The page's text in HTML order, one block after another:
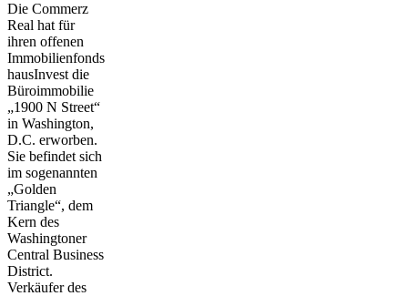
Die Commerz
Real hat für
ihren offenen
Immobilienfonds
hausInvest die
Büroimmobilie
„1900 N Street“
in Washington,
D.C. erworben.
Sie befindet sich
im sogenannten
„Golden
Triangle“, dem
Kern des
Washingtoner
Central Business
District.
Verkäufer des